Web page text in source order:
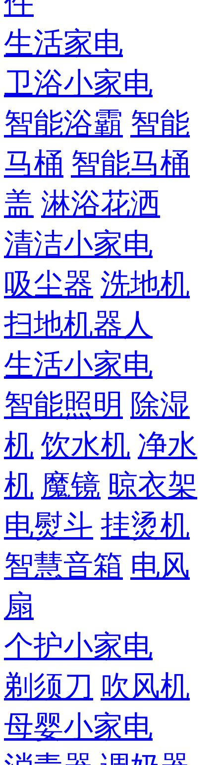
生活家电
卫浴小家电
智能浴霸 智能
马桶 智能马桶
盖 淋浴花洒
清洁小家电
吸尘器 洗地机
扫地机器人
生活小家电
智能照明 除湿
机 饮水机 净水
机 魔镜 晾衣架
电熨斗 挂烫机
智慧音箱 电风
扇
个护小家电
剃须刀 吹风机
母婴小家电